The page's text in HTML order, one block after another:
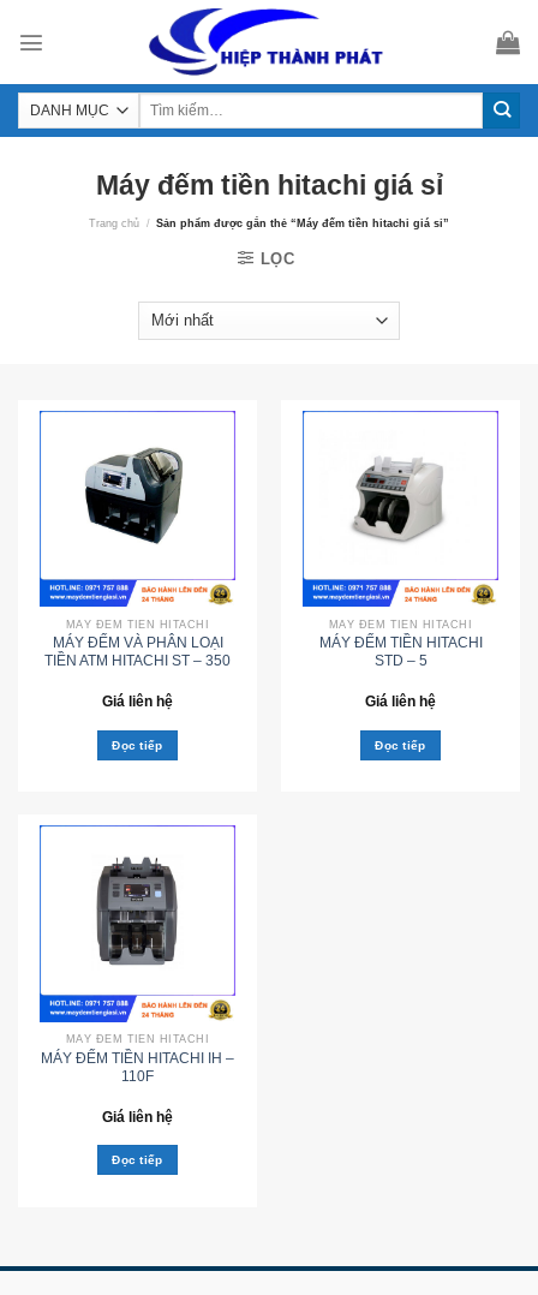
Máy đếm tiền hitachi giá sỉ
Trang chủ / Sản phẩm được gắn thẻ “Máy đếm tiền hitachi giá sỉ”
LỌC
MÁY ĐẾM TIỀN HITACHI
MÁY ĐẾM VÀ PHÂN LOẠI
TIỀN ATM HITACHI ST – 350
Giá liên hệ
Đọc tiếp
MÁY ĐẾM TIỀN HITACHI
MÁY ĐẾM TIỀN HITACHI
STD – 5
Giá liên hệ
Đọc tiếp
MÁY ĐẾM TIỀN HITACHI
MÁY ĐẾM TIỀN HITACHI IH –
110F
Giá liên hệ
Đọc tiếp